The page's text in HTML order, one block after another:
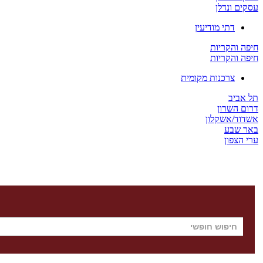
עסקים ונדלן
דתי מודיעין
חיפה והקריות
חיפה והקריות
צרכנות מקומית
תל אביב
דרום השרון
אשדוד/אשקלון
באר שבע
ערי הצפון